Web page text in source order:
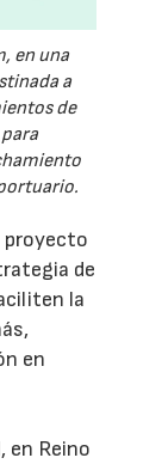
en una
a
de
proyecto
de
la
en
en Reino